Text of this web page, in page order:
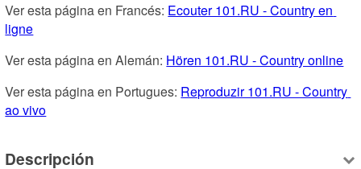
Ver esta página en Francés: Ecouter 101.RU - Country en
ligne
Ver esta página en Alemán: Hören 101.RU - Country online
Ver esta página en Portugues: Reproduzir 101.RU - Country
ao vivo
Descripción